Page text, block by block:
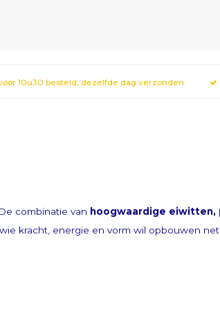
10u30 besteld, dezelfde dag verzonden
De combinatie van hoogwaardige eiwitten,
kracht, energie en vorm wil opbouwen